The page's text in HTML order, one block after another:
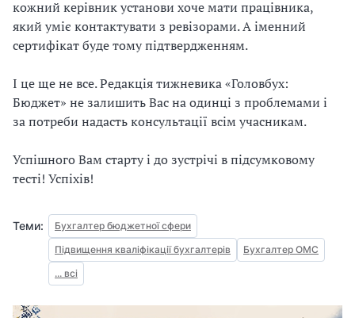
кожний керівник установи хоче мати працівника,
який уміє контактувати з ревізорами. А іменний
сертифікат буде тому підтвердженням.
І це ще не все. Редакція тижневика «Головбух:
Бюджет» не залишить Вас на одинці з проблемами і
за потреби надасть консультації всім учасникам.
Успішного Вам старту і до зустрічі в підсумковому
тесті! Успіхів!
Теми:
Бухгалтер бюджетної сфери
Підвищення кваліфікації бухгалтерів
Бухгалтер ОМС
... всі